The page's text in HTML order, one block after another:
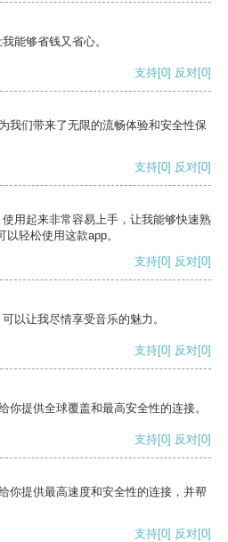
能够省钱又省心。
支持[0] 反对[0]
我们带来了无限的流畅体验和安全性保
支持[0] 反对[0]
用起来非常容易上手，让我能够快速熟
轻松使用这款app。
支持[0] 反对[0]
以让我尽情享受音乐的魅力。
支持[0] 反对[0]
你提供全球覆盖和最高安全性的连接。
支持[0] 反对[0]
你提供最高速度和安全性的连接，并帮
支持[0] 反对[0]